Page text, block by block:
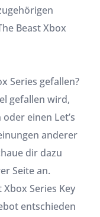
Beast Xbox
Series gefallen?
gefallen wird,
einen Let’s
anderer
dir dazu
Seite an.
Series Key
entschieden